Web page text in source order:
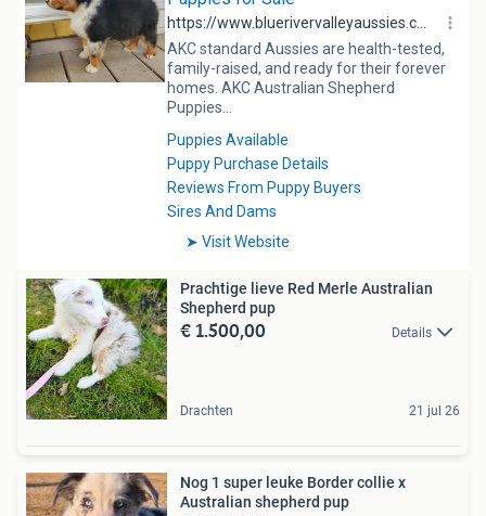
Prachtige lieve Red Merle Australian
Shepherd pup
€ 1.500,00 Details
Drachten 21 jul 26
Nog 1 super leuke Border collie x
Australian shepherd pup